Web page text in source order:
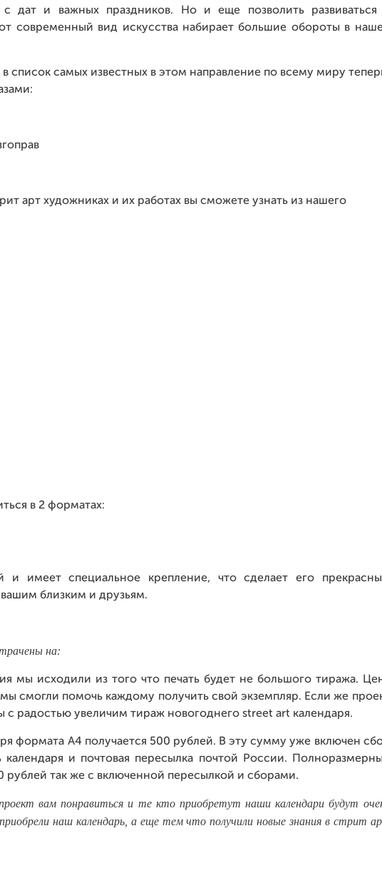
с дат и важных праздников. Но и еще позволить развиваться
современный вид искусства набирает большие обороты в
список самых известных в этом направление по всему миру
арт художниках и их работах вы сможете узнать из нашего
в 2 форматах:
и имеет специальное крепление, что сделает его
близким и друзьям.
на:
мы исходили из того что печать будет не большого тиража.
смогли помочь каждому получить свой экземпляр. Если же
радостью увеличим тираж новогоднего street art календаря.
формата А4 получается 500 рублей. В эту сумму уже включен
календаря и почтовая пересылка почтой России.
рублей так же с включенной пересылкой и сборами.
вам понравиться и те кто приобретут наши календари будут
наш календарь, а еще тем что получили новые знания в стрит